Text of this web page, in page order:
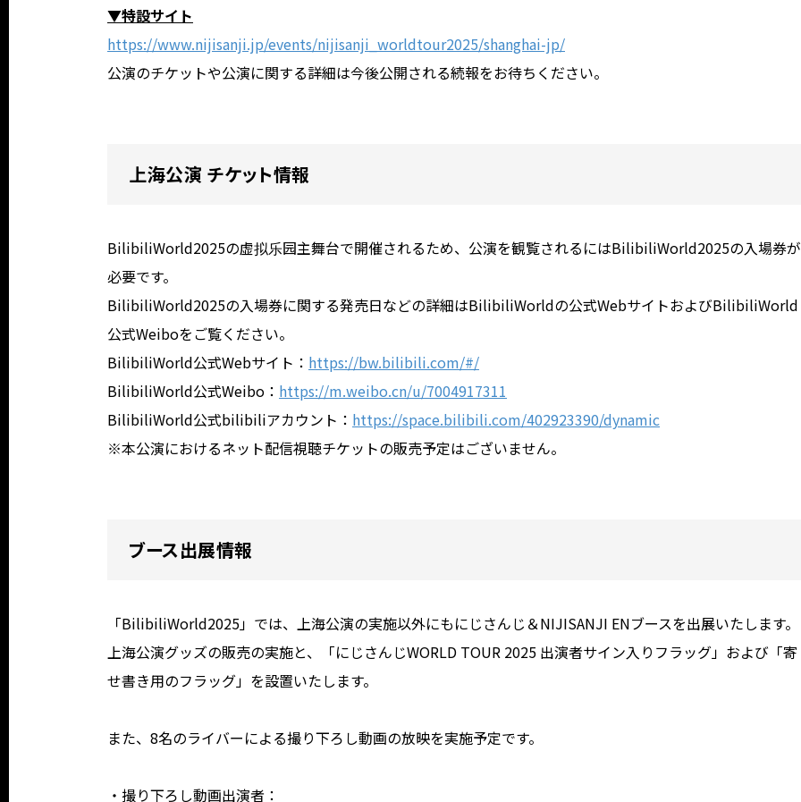
▼特設サイト
https://www.nijisanji.jp/events/nijisanji_worldtour2025/shanghai-jp/
公演のチケットや公演に関する詳細は今後公開される続報をお待ちください。
上海公演 チケット情報
BilibiliWorld2025の虚拟乐园主舞台で開催されるため、公演を観覧されるにはBilibiliWorld2025の入場券が
必要です。
BilibiliWorld2025の入場券に関する発売日などの詳細はBilibiliWorldの公式WebサイトおよびBilibiliWorld
公式Weiboをご覧ください。
BilibiliWorld公式Webサイト： https://bw.bilibili.com/#/
BilibiliWorld公式Weibo： https://m.weibo.cn/u/7004917311
BilibiliWorld公式bilibiliアカウント： https://space.bilibili.com/402923390/dynamic
※本公演におけるネット配信視聴チケットの販売予定はございません。
ブース出展情報
「BilibiliWorld2025」では、上海公演の実施以外にもにじさんじ＆NIJISANJI ENブースを出展いたします。
上海公演グッズの販売の実施と、「にじさんじWORLD TOUR 2025 出演者サイン入りフラッグ」および「寄
せ書き用のフラッグ」を設置いたします。
また、8名のライバーによる撮り下ろし動画の放映を実施予定です。
・撮り下ろし動画出演者：